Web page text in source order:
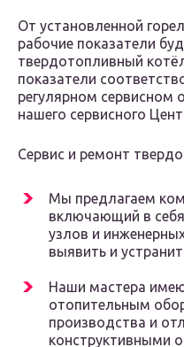
От установленной
рабочие показатели
твердотопливный
показатели
регулярном сервисном
нашего сервисного
Сервис и ремонт
Мы предлагаем
включающий в себя
узлов и
выявить и
Наши мастера
отопительным
производства и
конструктивными